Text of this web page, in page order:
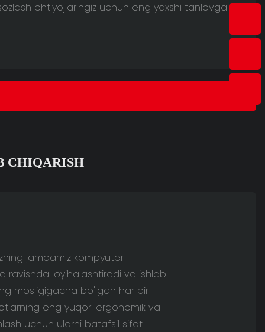
ehtiyojlaringiz uchun eng yaxshi tanlovga
CHIQARISH
jamoamiz kompyuter
ravishda loyihalashtiradi va ishlab
mosligigacha bo'lgan har bir
eng yuqori ergonomik va
uchun ularni batafsil sifat